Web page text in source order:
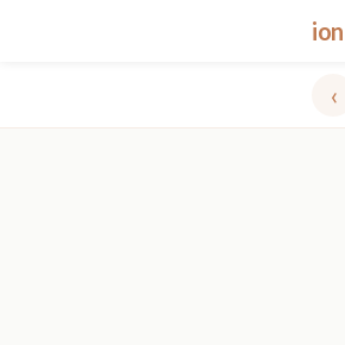
ion
‹